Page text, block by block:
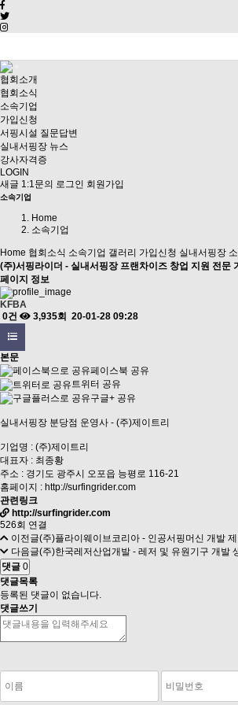
협회소개
협회소식
소속기업
가입신청
서핑시설 질문답변
실내서핑장 뉴스
강사자격증
LOGIN
새글 1:1문의 로그인 회원가입
소속기업
Home
소속기업
Home 협회소식 소속기업 갤러리 가입신청 실내서핑장
(주)서핑라이더 - 실내서핑장 프랜차이즈 창업 지원 전문
페이지 정보
KFBA
0건
3,935회 20-01-28 09:28
본문
페이스북 공유
트위터 공유
구글+ 공유
실내서핑장 분당점 운영사 - (주)제이트리
기업명 : (주)제이트리
대표자 : 최종황
주소 : 경기도 광주시 오포읍 능평로 116-21
홈페이지 : http://surfingrider.com
관련링크
http://surfingrider.com
526회 연결
이전글(주)플라이웨이브코리아 - 인공서핑머신 개발
다음글(주)한국레저산업개발 - 레저 및 유원기구 개발
댓글 0
댓글목록
등록된 댓글이 없습니다.
댓글쓰기